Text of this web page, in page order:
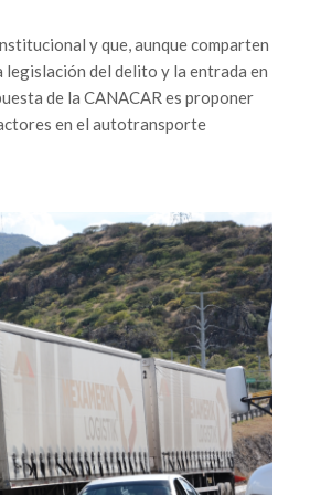
y que, aunque comparten
del delito y la entrada en
de la CANACAR es proponer
en el autotransporte